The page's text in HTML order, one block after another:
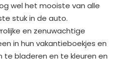
wel het mooiste van alle
stuk in de auto.
en zenuwachtige
in hun vakantieboekjes en
bladeren en te kleuren en